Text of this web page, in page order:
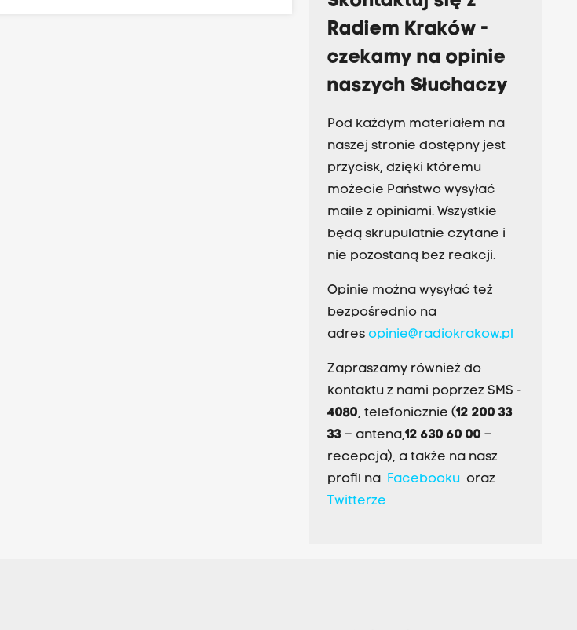
Radiem Kraków -
czekamy na opinie
naszych Słuchaczy
Pod każdym materiałem na
naszej stronie dostępny jest
przycisk, dzięki któremu
możecie Państwo wysyłać
maile z opiniami. Wszystkie
będą skrupulatnie czytane i
nie pozostaną bez reakcji.
Opinie można wysyłać też
bezpośrednio na
adres opinie@radiokrakow.pl
Zapraszamy również do
kontaktu z nami poprzez SMS -
4080, telefonicznie (12 200 33
33– antena,12 630 60 00 –
recepcja), a także na nasz
profil na Facebookuoraz
Twitterze